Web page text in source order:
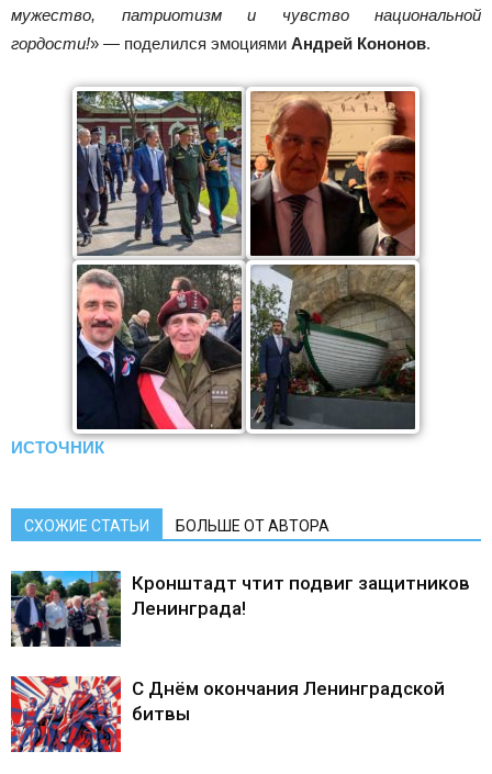
мужество, патриотизм и чувство национальной
гордости!» — поделился эмоциями Андрей Кононов.
ИСТОЧНИК
СХОЖИЕ СТАТЬИ БОЛЬШЕ ОТ АВТОРА
Кронштадт чтит подвиг защитников
Ленинграда!
С Днём окончания Ленинградской
битвы